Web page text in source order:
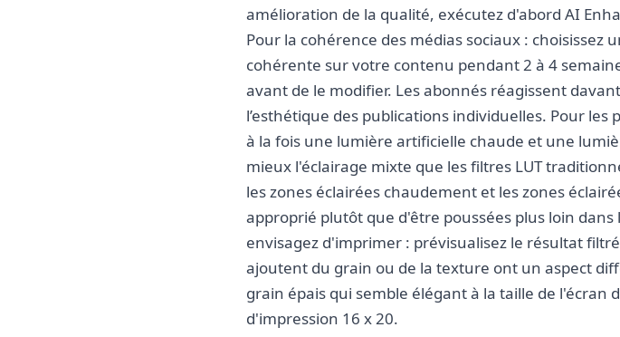
amélioration de la qualité, exécutez d'abord AI
Pour la cohérence des médias sociaux : choisissez
cohérente sur votre contenu pendant 2 à 4
avant de le modifier. Les abonnés réagissent
l’esthétique des publications individuelles. Pour
à la fois une lumière artificielle chaude et une
mieux l'éclairage mixte que les filtres LUT
les zones éclairées chaudement et les zones
approprié plutôt que d'être poussées plus loin
envisagez d'imprimer : prévisualisez le résultat
ajoutent du grain ou de la texture ont un aspect
grain épais qui semble élégant à la taille de
d'impression 16 x 20.